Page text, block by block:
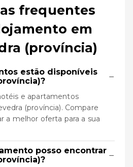
frequentes
em
(província)
estão disponíveis
−
e apartamentos
(província). Compare
a melhor oferta para a sua
posso encontrar −